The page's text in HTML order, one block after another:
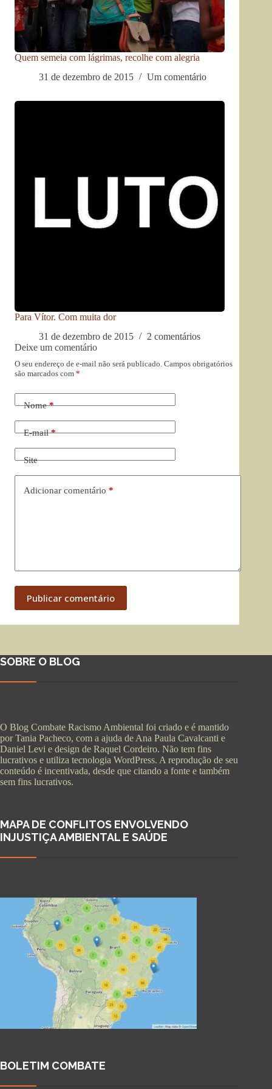
Quem semeia com lágrimas, recolhe com alegria
31 de dezembro de 2015
Um comentário
Para Vítor. Com muita dor
31 de dezembro de 2015
2 comentários
Deixe um comentário
O seu endereço de e-mail não será publicado. Campos obrigatórios
são marcados com *
Nome*
E-mail*
Site
Adicionar comentário *
Publicar comentário
SOBRE O BLOG
O Blog Combate Racismo Ambiental foi criado e é mantido
por Tania Pacheco, com a ajuda de Ana Paula Cavalcanti e
Daniel Levi e design de Raquel Cordeiro. Não tem fins
lucrativos e utiliza tecnologia WordPress. A reprodução de seu
conteúdo é incentivada, desde que citando a fonte e também
sem fins lucrativos.
MAPA DE CONFLITOS ENVOLVENDO
INJUSTIÇA AMBIENTAL E SAÚDE
BOLETIM COMBATE